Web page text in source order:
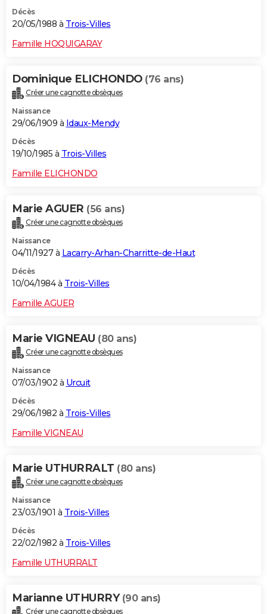
Décès
20/05/1988 à Trois-Villes
Famille HOQUIGARAY
Dominique ELICHONDO (76 ans)
Créer une cagnotte obsèques
Naissance
29/06/1909 à Idaux-Mendy
Décès
19/10/1985 à Trois-Villes
Famille ELICHONDO
Marie AGUER (56 ans)
Créer une cagnotte obsèques
Naissance
04/11/1927 à Lacarry-Arhan-Charritte-de-Haut
Décès
10/04/1984 à Trois-Villes
Famille AGUER
Marie VIGNEAU (80 ans)
Créer une cagnotte obsèques
Naissance
07/03/1902 à Urcuit
Décès
29/06/1982 à Trois-Villes
Famille VIGNEAU
Marie UTHURRALT (80 ans)
Créer une cagnotte obsèques
Naissance
23/03/1901 à Trois-Villes
Décès
22/02/1982 à Trois-Villes
Famille UTHURRALT
Marianne UTHURRY (90 ans)
Créer une cagnotte obsèques